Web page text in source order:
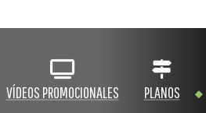
VÍDEOS PROMOCIONALES PLANOS